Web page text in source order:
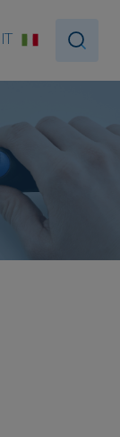
IT